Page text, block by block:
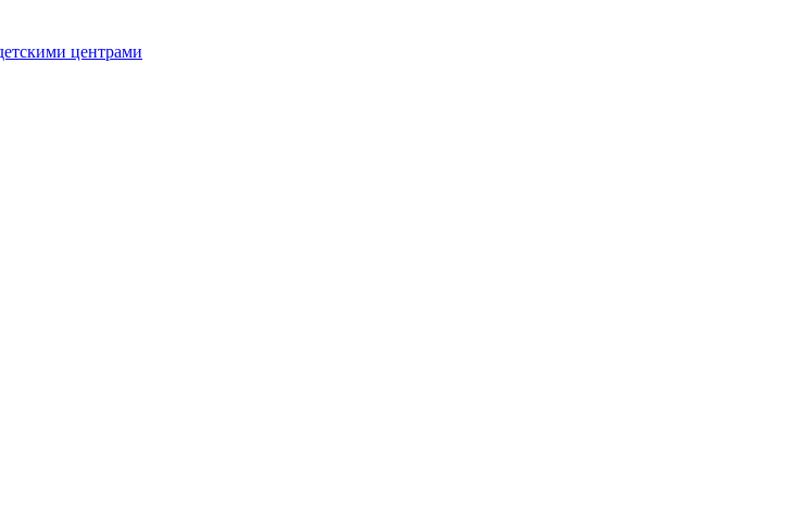
центрами